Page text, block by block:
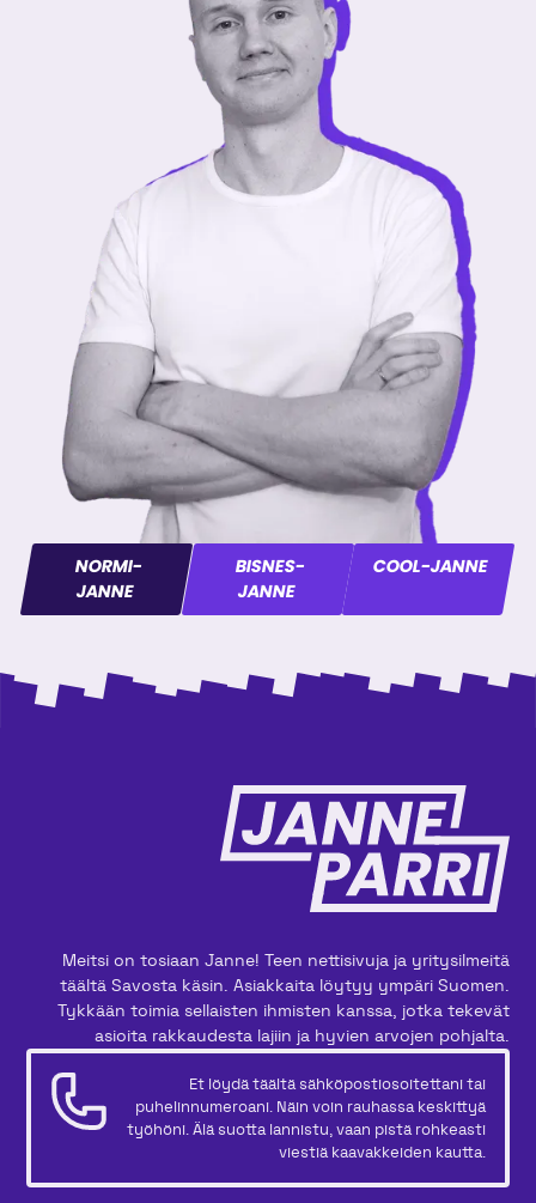
NORMI-
JANNE
BISNES-
JANNE
COOL-JANNE
Meitsi on tosiaan Janne! Teen nettisivuja ja yritysilmeitä
täältä Savosta käsin. Asiakkaita löytyy ympäri Suomen.
Tykkään toimia sellaisten ihmisten kanssa, jotka tekevät
asioita rakkaudesta lajiin ja hyvien arvojen pohjalta.
Et löydä täältä sähköpostiosoitettani tai
puhelinnumeroani. Näin voin rauhassa keskittyä
työhöni. Älä suotta lannistu, vaan pistä rohkeasti
viestiä kaavakkeiden kautta.